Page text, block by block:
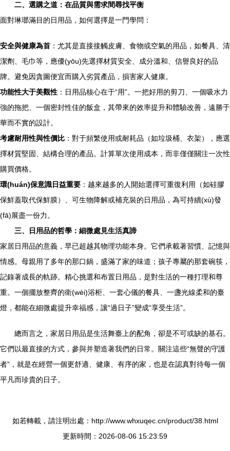
二、選購之道：在品質與需求間尋找平衡
面對琳瑯滿目的日用品，如何選擇是一門學問：
安全與健康為首 ：尤其是直接接觸皮膚、食物或空氣的用品，如餐具、清
潔劑、毛巾等，應優(yōu)先選擇材質安全、成分溫和、信譽良好的品
牌。避免因貪圖便宜而購入劣質產品，損害家人健康。
功能性大于美觀性 ：日用品核心在于“用”。一把好用的剪刀、一個吸水力
強的拖把、一個密封性佳的飯盒，其帶來的效率提升和體驗改善，遠勝于
華而不實的設計。
考慮耐用性與性價比 ：對于頻繁使用或耐耗品（如垃圾桶、衣架），應選
擇材質堅固、結構合理的產品。計算單次使用成本，而非僅僅關注一次性
購買價格。
環(huán)保意識日益重要 ：越來越多的人開始選擇可重復利用（如硅膠
保鮮蓋取代保鮮膜）、可生物降解或補充裝的日用品，為可持續(xù)發
(fā)展盡一份力。
三、日用品的哲學：細微處見生活真諦
家居日用品的意義，早已超越其物理功能本身。它們承載著習慣、記憶與
情感。母親用了多年的那口鍋，盛滿了家的味道；孩子專屬的那套碗筷，
記錄著成長的軌跡。精心挑選和布置日用品，是對生活的一種打理和尊
重。一個擺放整齊的衛(wèi)浴柜、一套心儀的餐具、一盞光線柔和的臺
燈，都能在細微處提升幸福感，讓“過日子”變成“享受生活”。
總而言之，家居日用品是生活舞臺上的配角，卻是不可或缺的基石。
它們以最直接的方式，參與并塑造著我們的日常。關注這些“無聲的守護
者”，就是在經營一個更舒適、健康、有序的家，也是在認真對待每一個
平凡而珍貴的日子。
如若轉載，請注明出處：http://www.whxuqec.cn/product/38.html
更新時間：2026-08-06 15:23:59